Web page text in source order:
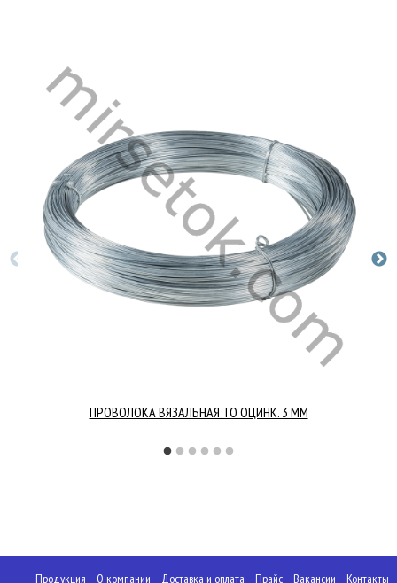
ПРОВОЛОКА ВЯЗАЛЬНАЯ ТО ОЦИНК. 3 ММ
Продукция О компании Доставка и оплата Прайс Вакансии Контакты